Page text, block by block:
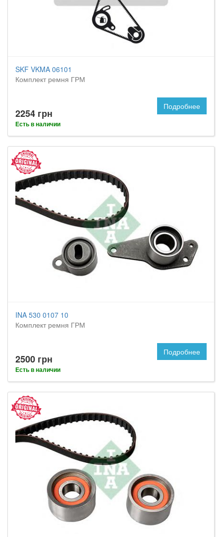
SKF VKMA 06101
Комплект ремня ГРМ
2254 грн
Есть в наличии
Подробнее
INA 530 0107 10
Комплект ремня ГРМ
2500 грн
Есть в наличии
Подробнее